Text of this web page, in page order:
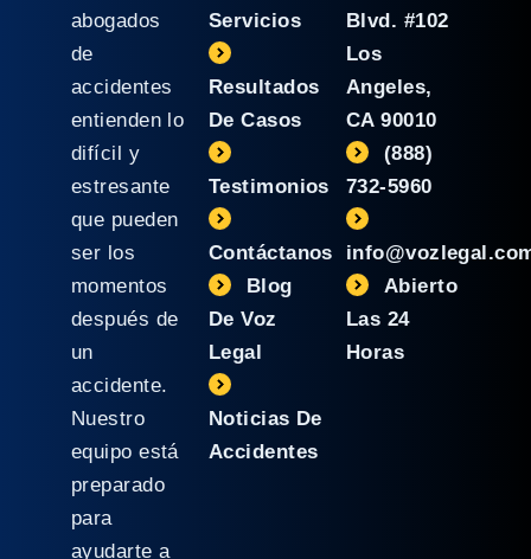
abogados
de
accidentes
entienden lo
difícil y
estresante
que pueden
ser los
momentos
después de
un
accidente.
Nuestro
equipo está
preparado
para
ayudarte a
Servicios
Resultados
De Casos
Testimonios
Contáctanos
Blog
De Voz
Legal
Noticias De
Accidentes
Blvd. #102
Los
Angeles,
CA 90010
(888)
732-5960
Abierto
Las 24
Horas